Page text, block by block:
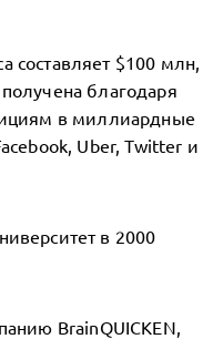
составляет $100 млн,
благодаря
в миллиардные
Uber, Twitter и
в 2000
BrainQUICKEN,